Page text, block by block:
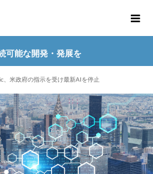
可能な開発・発展を
、米政府の指示を受け最新AIを停止